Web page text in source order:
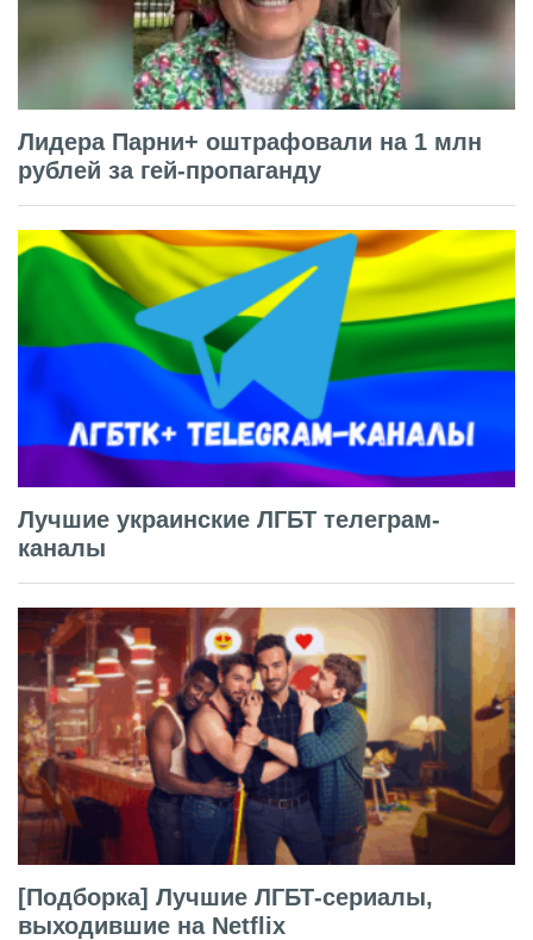
Лидера Парни+ оштрафовали на 1 млн
рублей за гей-пропаганду
Лучшие украинские ЛГБТ телеграм-
каналы
[Подборка] Лучшие ЛГБТ-сериалы,
выходившие на Netflix